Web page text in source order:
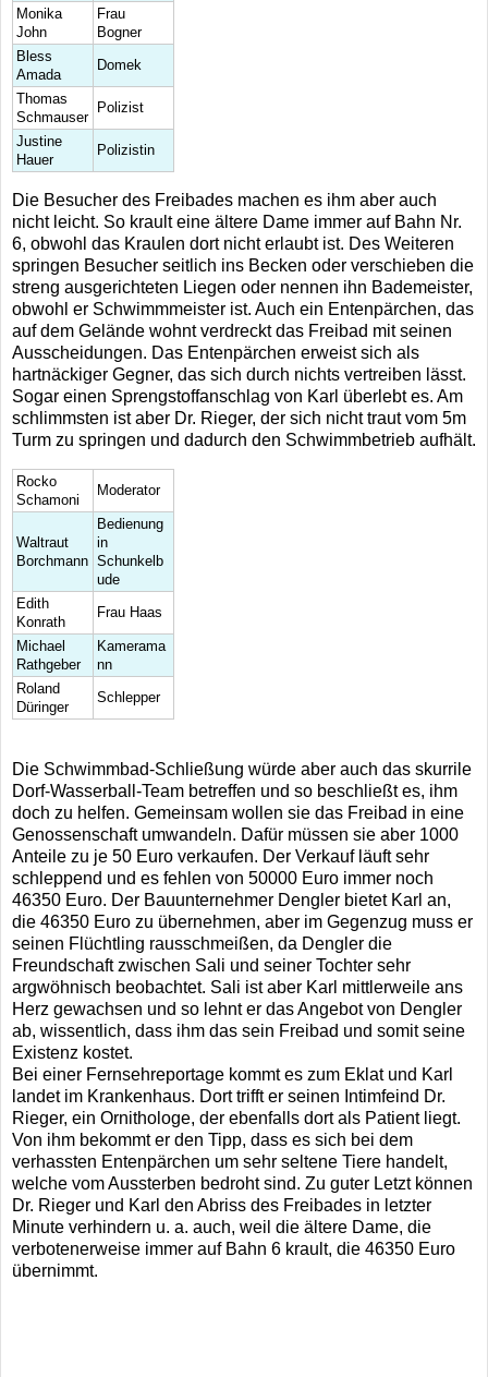
Monika
John
Frau
Bogner
Bless
Amada
Domek
Thomas
Schmauser
Polizist
Justine
Hauer
Polizistin
Die Besucher des Freibades machen es ihm aber auch
nicht leicht. So krault eine ältere Dame immer auf Bahn Nr.
6, obwohl das Kraulen dort nicht erlaubt ist. Des Weiteren
springen Besucher seitlich ins Becken oder verschieben die
streng ausgerichteten Liegen oder nennen ihn Bademeister,
obwohl er Schwimmmeister ist. Auch ein Entenpärchen, das
auf dem Gelände wohnt verdreckt das Freibad mit seinen
Ausscheidungen. Das Entenpärchen erweist sich als
hartnäckiger Gegner, das sich durch nichts vertreiben lässt.
Sogar einen Sprengstoffanschlag von Karl überlebt es. Am
schlimmsten ist aber Dr. Rieger, der sich nicht traut vom 5m
Turm zu springen und dadurch den Schwimmbetrieb aufhält.
Rocko
Schamoni
Moderator
Waltraut
Borchmann
Bedienung
in
Schunkelb
ude
Edith
Konrath
Frau Haas
Michael
Rathgeber
Kamerama
nn
Roland
Düringer
Schlepper
Die Schwimmbad-Schließung würde aber auch das skurrile
Dorf-Wasserball-Team betreffen und so beschließt es, ihm
doch zu helfen. Gemeinsam wollen sie das Freibad in eine
Genossenschaft umwandeln. Dafür müssen sie aber 1000
Anteile zu je 50 Euro verkaufen. Der Verkauf läuft sehr
schleppend und es fehlen von 50000 Euro immer noch
46350 Euro. Der Bauunternehmer Dengler bietet Karl an,
die 46350 Euro zu übernehmen, aber im Gegenzug muss er
seinen Flüchtling rausschmeißen, da Dengler die
Freundschaft zwischen Sali und seiner Tochter sehr
argwöhnisch beobachtet. Sali ist aber Karl mittlerweile ans
Herz gewachsen und so lehnt er das Angebot von Dengler
ab, wissentlich, dass ihm das sein Freibad und somit seine
Existenz kostet.
Bei einer Fernsehreportage kommt es zum Eklat und Karl
landet im Krankenhaus. Dort trifft er seinen Intimfeind Dr.
Rieger, ein Ornithologe, der ebenfalls dort als Patient liegt.
Von ihm bekommt er den Tipp, dass es sich bei dem
verhassten Entenpärchen um sehr seltene Tiere handelt,
welche vom Aussterben bedroht sind. Zu guter Letzt können
Dr. Rieger und Karl den Abriss des Freibades in letzter
Minute verhindern u. a. auch, weil die ältere Dame, die
verbotenerweise immer auf Bahn 6 krault, die 46350 Euro
übernimmt.